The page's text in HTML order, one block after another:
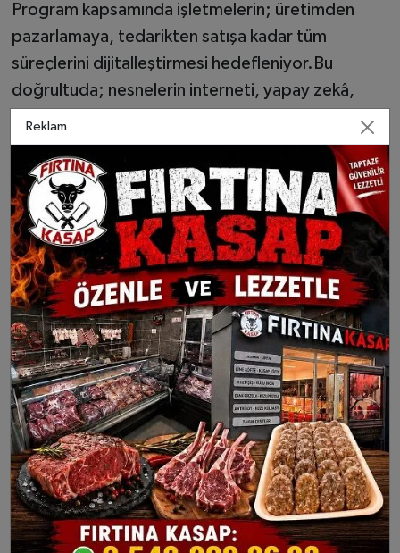
Program kapsamında işletmelerin; üretimden
pazarlamaya, tedarikten satışa kadar tüm
süreçlerini dijitalleştirmesi hedefleniyor.Bu
doğrultuda; nesnelerin interneti, yapay zekâ,
büyük veri, robotik sistemler, artırılmış gerçeklik
ve dijital ikiz gibi ileri teknoloji alanlarındaki
yatırımlar destekleniyor. Aynı zamanda süreç
otomasyonu ve kurumsal kaynak planlama (ERP)
çözümleri de finansman kapsamına alınıyor.
Esnek Ödeme, Düşük Maliyet Avantajı
KOBİ’lere sunulan destekler ise dikkat çekici:
KOSGEB katkılı faiz desteği ile uygun maliyetli
finansman, 36 aya kadar vade imkânı, 3 ayda bir
ödeme kolaylığı, Talebe bağlı ilk 6 ay ödemesiz
dönem.
Aydın’da KOBİ’lerin dijitalleşme yolculuğuna hız
kazandırması beklenen program, hem bölge
ekonomisine hem de işletmelerin sürdürülebilir
büyümesine önemli katkı sunacak.
Reklam